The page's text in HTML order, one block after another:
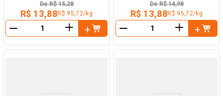
De R$ 15,28
R$ 13,88R$ 95,72/kg
＋
De R$ 14,98
R$ 13,88R$ 95,72/kg
＋